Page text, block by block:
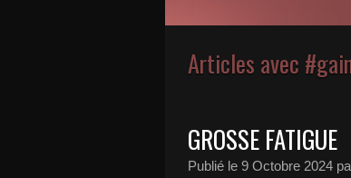
Articles avec
GROSSE FATIGUE
Publié le 9 Octobre 2024